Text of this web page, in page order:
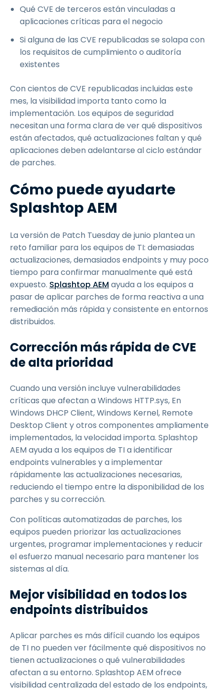
Qué CVE de terceros están vinculadas a
aplicaciones críticas para el negocio
Si alguna de las CVE republicadas se solapa con
los requisitos de cumplimiento o auditoría
existentes
Con cientos de CVE republicadas incluidas este
mes, la visibilidad importa tanto como la
implementación. Los equipos de seguridad
necesitan una forma clara de ver qué dispositivos
están afectados, qué actualizaciones faltan y qué
aplicaciones deben adelantarse al ciclo estándar
de parches.
Cómo puede ayudarte
Splashtop AEM
La versión de Patch Tuesday de junio plantea un
reto familiar para los equipos de TI: demasiadas
actualizaciones, demasiados endpoints y muy poco
tiempo para confirmar manualmente qué está
expuesto. Splashtop AEM ayuda a los equipos a
pasar de aplicar parches de forma reactiva a una
remediación más rápida y consistente en entornos
distribuidos.
Corrección más rápida de CVE
de alta prioridad
Cuando una versión incluye vulnerabilidades
críticas que afectan a Windows HTTP.sys, En
Windows DHCP Client, Windows Kernel, Remote
Desktop Client y otros componentes ampliamente
implementados, la velocidad importa. Splashtop
AEM ayuda a los equipos de TI a identificar
endpoints vulnerables y a implementar
rápidamente las actualizaciones necesarias,
reduciendo el tiempo entre la disponibilidad de los
parches y su corrección.
Con políticas automatizadas de parches, los
equipos pueden priorizar las actualizaciones
urgentes, programar implementaciones y reducir
el esfuerzo manual necesario para mantener los
sistemas al día.
Mejor visibilidad en todos los
endpoints distribuidos
Aplicar parches es más difícil cuando los equipos
de TI no pueden ver fácilmente qué dispositivos no
tienen actualizaciones o qué vulnerabilidades
afectan a su entorno. Splashtop AEM ofrece
visibilidad centralizada del estado de los endpoints,